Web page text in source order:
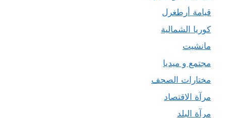
قيامة أرطغرل
كوريا الشمالية
مانشيت
مجتمع و ميديا
مختارات الصحف
مرآة الاقتصاد
مرآة البلد